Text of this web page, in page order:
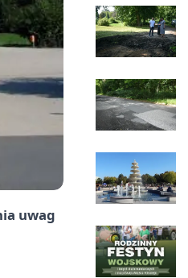
uwag